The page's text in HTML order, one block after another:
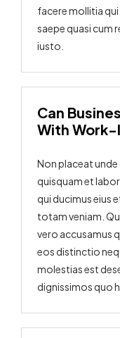
facere mollitia
saepe quasi cum
iusto.
Can
With Work-
Non placeat
quisquam et
qui ducimus eius
totam veniam.
vero accusamus
eos distinctio
molestias est
dignissimos quo